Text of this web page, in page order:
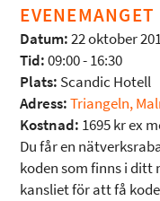
EVENEMANGET
Datum:22 oktober
Tid:09:00 - 16:30
Plats: Scandic Hotell
Adress:Triangeln,
Kostnad: 1695 kr ex
Du får en
koden som finns i ditt
kansliet för att få